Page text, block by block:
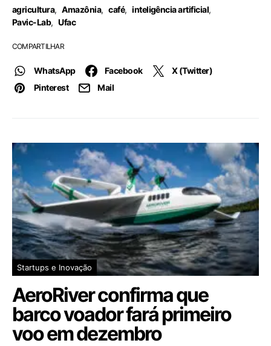
agricultura, Amazônia, café, inteligência artificial,
Pavic-Lab, Ufac
COMPARTILHAR
WhatsApp Facebook
X (Twitter)
Pinterest
Mail
Startups e Inovação
AeroRiver confirma que
barco voador fará primeiro
voo em dezembro